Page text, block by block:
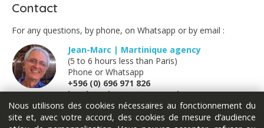
Contact
For any questions, by phone, on Whatsapp or by email :
Jean-Marc | Martinique agency
(5 to 6 hours less than Paris)
Phone or Whatsapp
+596 (0) 696 971 826
jm@locations-vue-turquoise.com
Marion | France métropolitaine
Nous utilisons des cookies nécessaires au fonctionnement du
site et, avec votre accord, des cookies de mesure d’audience